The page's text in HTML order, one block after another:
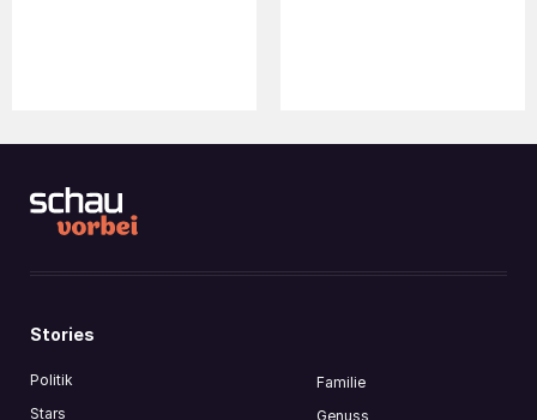
Stories
Politik
Stars
Familie
Genuss